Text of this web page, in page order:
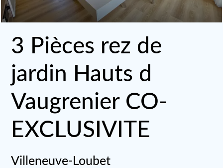
3 Pièces rez de
jardin Hauts d
Vaugrenier CO-
EXCLUSIVITE
Villeneuve-Loubet